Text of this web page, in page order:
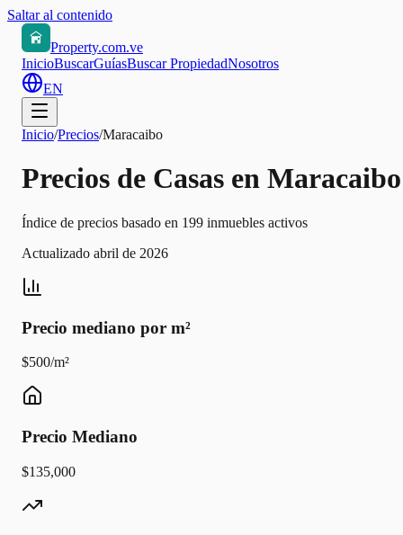
Saltar al contenido
Property.com.ve
InicioBuscarGuíasBuscar PropiedadNosotros
EN
Inicio/Precios/Maracaibo
Precios de Casas en Maracaibo
Índice de precios basado en 199 inmuebles activos
Actualizado abril de 2026
Precio mediano por m²
$500/m²
Precio Mediano
$135,000